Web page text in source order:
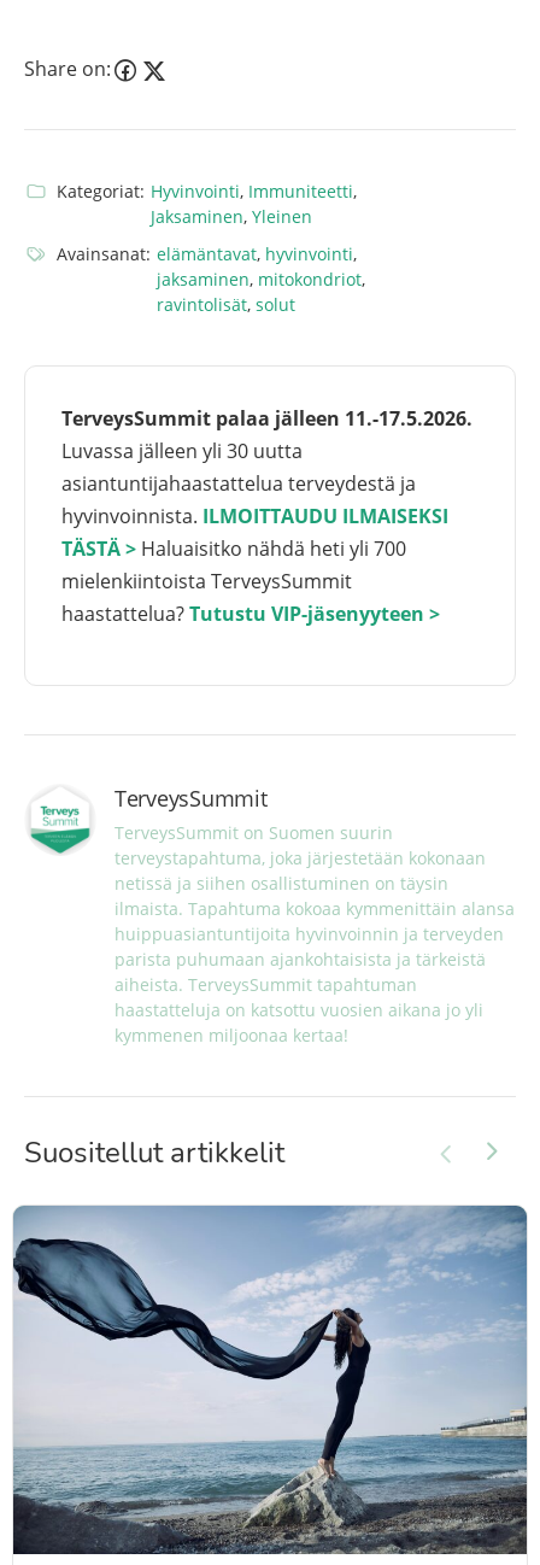
Share on:
Kategoriat: Hyvinvointi, Immuniteetti,
Jaksaminen, Yleinen
Avainsanat: elämäntavat, hyvinvointi,
jaksaminen, mitokondriot,
ravintolisät, solut
TerveysSummit palaa jälleen 11.-17.5.2026.
Luvassa jälleen yli 30 uutta
asiantuntijahaastattelua terveydestä ja
hyvinvoinnista. ILMOITTAUDU ILMAISEKSI
TÄSTÄ > Haluaisitko nähdä heti yli 700
mielenkiintoista TerveysSummit
haastattelua?Tutustu VIP-jäsenyyteen >
TerveysSummit
TerveysSummit on Suomen suurin
terveystapahtuma, joka järjestetään kokonaan
netissä ja siihen osallistuminen on täysin
ilmaista. Tapahtuma kokoaa kymmenittäin alansa
huippuasiantuntijoita hyvinvoinnin ja terveyden
parista puhumaan ajankohtaisista ja tärkeistä
aiheista. TerveysSummit tapahtuman
haastatteluja on katsottu vuosien aikana jo yli
kymmenen miljoonaa kertaa!
Suositellut artikkelit